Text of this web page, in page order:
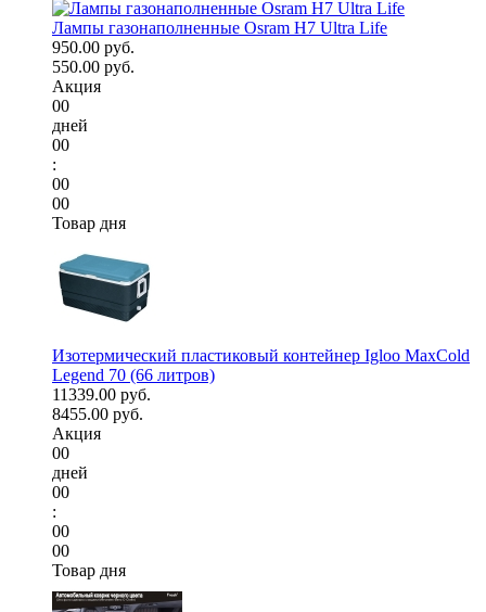
Лампы газонаполненные Osram H7 Ultra Life
950.00 руб.
550.00 руб.
Акция
00
дней
00
:
00
00
Товар дня
Изотермический пластиковый контейнер Igloo MaxCold
Legend 70 (66 литров)
11339.00 руб.
8455.00 руб.
Акция
00
дней
00
:
00
00
Товар дня